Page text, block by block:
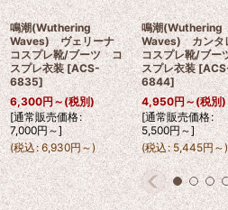
鳴潮(Wuthering
Waves) ヴェリーナ
コスプレ靴/ブーツ コ
スプレ衣装 [ACS-
6835]
6,300円～(税別)
[通常販売価格:
7,000円～]
(税込: 6,930円～)
鳴潮(Wuthering
Waves) カン
コスプレ靴/ブ
スプレ衣装 [
6844]
4,950円～(税別)
[通常販売価格:
5,500円～]
(税込: 5,445円～)